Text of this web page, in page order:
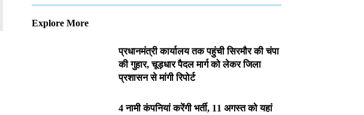
Explore More
प्रधानमंत्री कार्यालय तक पहुंची सिरमौर की चंपा
की गुहार, चूड़धार पैदल मार्ग को लेकर जिला
प्रशासन से मांगी रिपोर्ट
4 नामी कंपनियां करेंगी भर्ती, 11 अगस्त को यहां